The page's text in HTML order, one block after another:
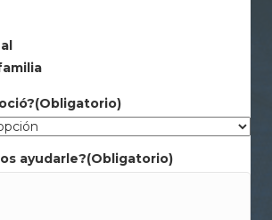
(Obligatorio)
ayudarle?(Obligatorio)